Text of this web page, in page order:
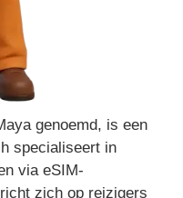
genoemd, is een
specialiseert in
via eSIM-
zich op reizigers